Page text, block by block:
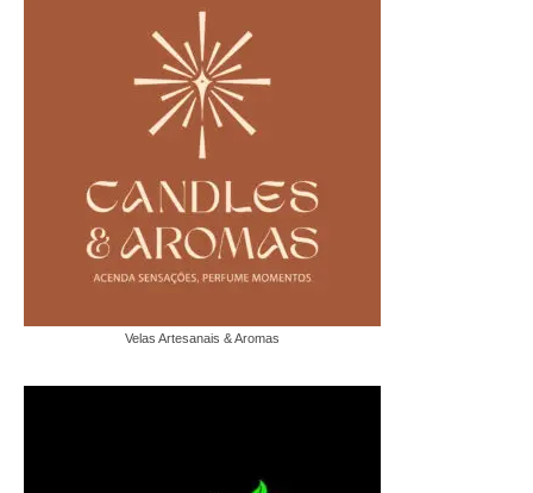
Velas Artesanais & Aromas